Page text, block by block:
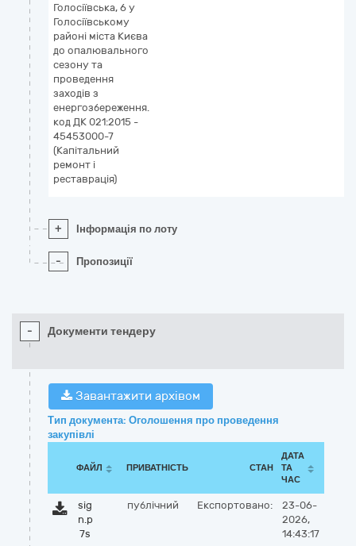
Голосіївська, 6 у
Голосіївському
районі міста Києва
до опалювального
сезону та
проведення
заходів з
енергозбереження.
код ДК 021:2015 -
45453000-7
(Капітальний
ремонт і
реставрація)
+ Інформація по лоту
- Пропозиції
- Документи тендеру
Завантажити архівом
Тип документа: Оголошення про проведення
закупівлі
ФАЙЛ ПРИВАТНІСТЬ СТАН
ДАТА
ТА
ЧАС
sig
n.p
7s
публічний Експортовано:
23-06-
2026,
14:43:17